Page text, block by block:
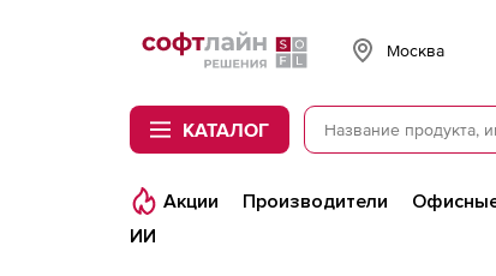
Softline
Москва
КАТАЛОГ
Акции Производители
ИИ